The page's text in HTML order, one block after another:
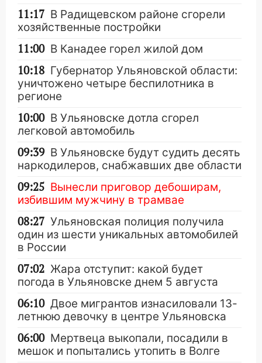
11:17 В Радищевском районе сгорели
хозяйственные постройки
11:00 В Канадее горел жилой дом
10:18 Губернатор Ульяновской области:
уничтожено четыре беспилотника в
регионе
10:00 В Ульяновске дотла сгорел
легковой автомобиль
09:39 В Ульяновске будут судить десять
наркодилеров, снабжавших две области
09:25 Вынесли приговор дебоширам,
избившим мужчину в трамвае
08:27 Ульяновская полиция получила
один из шести уникальных автомобилей
в России
07:02 Жара отступит: какой будет
погода в Ульяновске днем 5 августа
06:10 Двое мигрантов изнасиловали 13-
летнюю девочку в центре Ульяновска
06:00 Мертвеца выкопали, посадили в
мешок и попытались утопить в Волге